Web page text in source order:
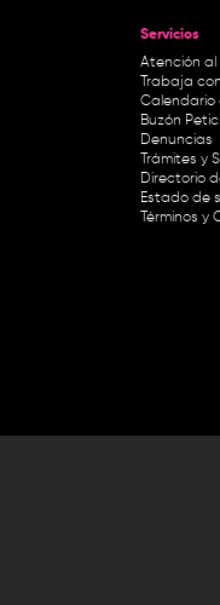
Servicios
Atención al
Trabaja
Calendario
Buzón
Denuncias
Trámites y
Directorio
Estado de
Términos y